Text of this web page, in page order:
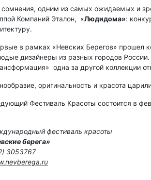
сомнения, одним из самых ожидаемых и
Компаний Эталон, ­ «Люди­дома»:
в рамках «Невских Берегов» прошел
дизайнеры из разных городов
одна за другой коллекции
оригинальность и красота
Фестиваль Красоты состоится в
фестиваль красоты
берега»
305­37­67